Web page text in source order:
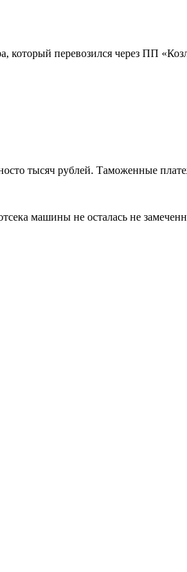
который перевозился через ПП
тысяч рублей. Таможенные
машины не осталась не